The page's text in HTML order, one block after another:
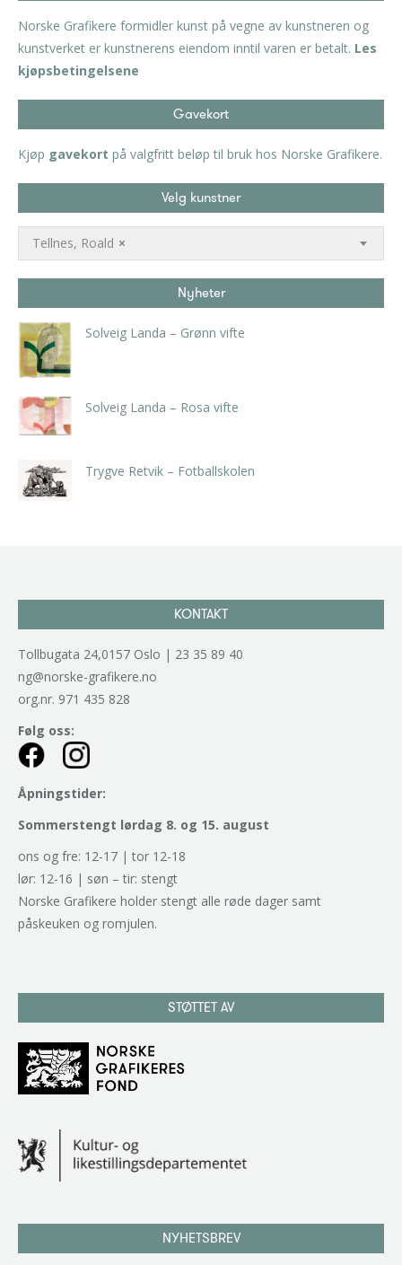
Norske Grafikere formidler kunst på vegne av kunstneren og
kunstverket er kunstnerens eiendom inntil varen er betalt. Les
kjøpsbetingelsene
Gavekort
Kjøp gavekort på valgfritt beløp til bruk hos Norske Grafikere.
Velg kunstner
×
Tellnes, Roald
Nyheter
Solveig Landa – Grønn vifte
Solveig Landa – Rosa vifte
Trygve Retvik – Fotballskolen
KONTAKT
Tollbugata 24,0157 Oslo | 23 35 89 40
ng@norske-grafikere.no
org.nr. 971 435 828
Følg oss:
Åpningstider:
Sommerstengt lørdag 8. og 15. august
ons og fre: 12-17 | tor 12-18
lør: 12-16 | søn – tir: stengt
Norske Grafikere holder stengt alle røde dager samt
påskeuken og romjulen.
STØTTET AV
NYHETSBREV